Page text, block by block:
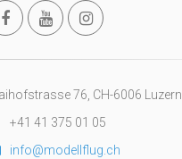
76, CH-6006 Luzern
+41 41 375 01 05
info@modellflug.ch